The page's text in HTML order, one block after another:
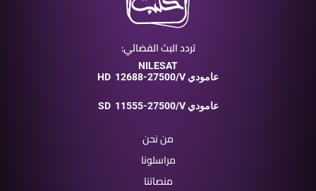
تردد البث الفضائي:
NILESAT
HD
12688-27500/V عامودي
SD 11555-27500/V عامودي
من نحن
مراسلونا
منصاتنا